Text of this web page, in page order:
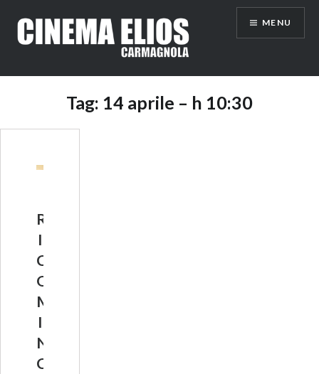
contenuto
MENU
Tag: 14 aprile – h 10:30
R
I
C
O
M
I
N
C